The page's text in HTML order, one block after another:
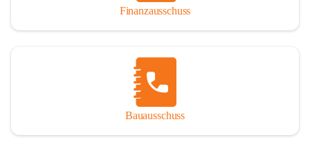
Finanzausschuss
Bauausschuss